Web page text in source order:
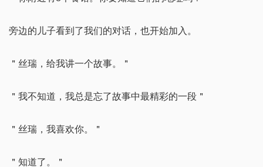
旁边的儿子看到了我们的对话，也开始加入。
＂丝瑞，给我讲一个故事。＂
＂我不知道，我总是忘了故事中最精彩的一段＂
＂丝瑞，我喜欢你。＂
＂知道了。＂